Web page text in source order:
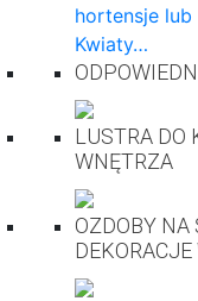
hortensje
Kwiaty…
LUSTRA DO
WNĘTRZA
OZDOBY